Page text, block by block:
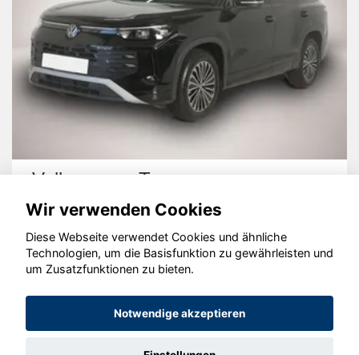
Volkswagen Tayron
© konjunkturmotor.de GmbH 2020 - 2026
Wir verwenden Cookies
Diese Webseite verwendet Cookies und ähnliche
Technologien, um die Basisfunktion zu gewährleisten und
um Zusatzfunktionen zu bieten.
Notwendige akzeptieren